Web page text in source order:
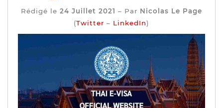
Rédigé le 24 Juillet 2021 – Par Nicolas Le Page
(Twitter – LinkedIn)